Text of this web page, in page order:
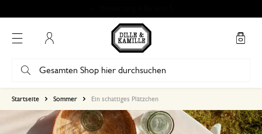
Startseite Sommer Ein schattiges Plätzchen